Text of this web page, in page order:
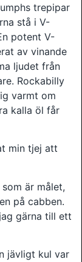
trepipar
stå i V-
potent V-
av vinande
ljudet från
Rockabilly
varmt om
kalla öl får
min tjej att
är målet,
på cabben.
gärna till ett
jävligt kul var